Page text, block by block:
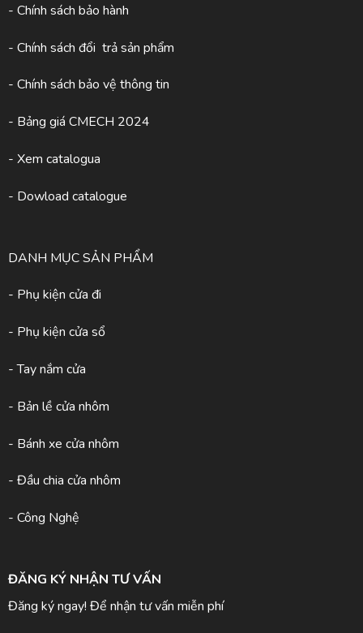
- Chính sách bảo hành
- Chính sách đổi trả sản phẩm
- Chính sách bảo vệ thông tin
- Bảng giá CMECH 2024
- Xem catalogua
- Dowload catalogue
DANH MỤC SẢN PHẨM
- Phụ kiện cửa đi
- Phụ kiện cửa sổ
- Tay nắm cửa
- Bản lề cửa nhôm
- Bánh xe cửa nhôm
- Đầu chia cửa nhôm
- Công Nghệ
ĐĂNG KÝ NHẬN TƯ VẤN
Đăng ký ngay! Để nhận tư vấn miễn phí